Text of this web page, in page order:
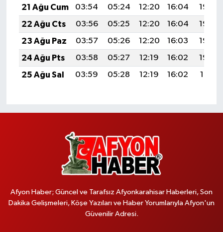
21 Ağu Cum
03:54 05:24 12:20 16:04
19:06
22 Ağu Cts
03:56 05:25 12:20 16:04
19:05
23 Ağu Paz
03:57 05:26 12:20 16:03
19:04
24 Ağu Pts
03:58 05:27 12:19 16:02
19:02
25 Ağu Sal
03:59 05:28 12:19 16:02 19:01
Afyon Haber; Güncel ve Tarafsız Afyonkarahisar Haberleri, Son
Dakika Gelişmeleri, Köşe Yazıları ve Haber Yorumlarıyla Afyon'un
Güvenilir Adresi.